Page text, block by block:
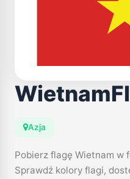
Azja
Pobierz flagę Wietnam w
Sprawdź kolory flagi,